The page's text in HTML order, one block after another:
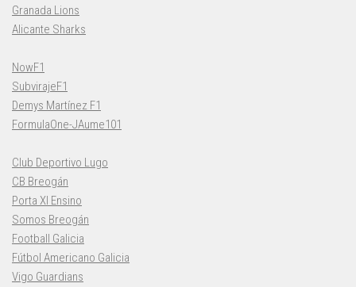
Granada Lions
Alicante Sharks
NowF1
SubvirajeF1
Demys Martínez F1
FormulaOne-JAume101
Club Deportivo Lugo
CB Breogán
Porta XI Ensino
Somos Breogán
Football Galicia
Fútbol Americano Galicia
Vigo Guardians